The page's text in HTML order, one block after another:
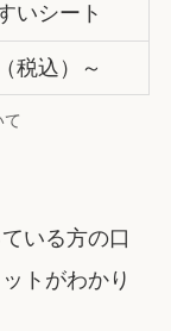
いシート
税込）～
いる方の口
トがわかり